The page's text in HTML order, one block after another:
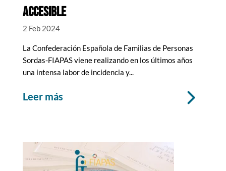
ACCESIBLE
2 Feb 2024
La Confederación Española de Familias de Personas
Sordas-FIAPAS viene realizando en los últimos años
una intensa labor de incidencia y...
leer más